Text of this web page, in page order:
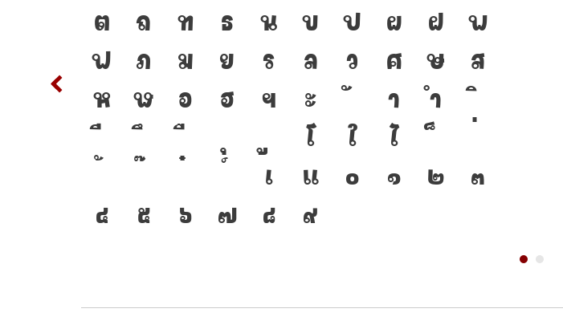
ต
ถ ท ธ น บ ป ผ ฝ
พ
ฟ
ภ ม ย ร ล ว ศ ษ
ส
ห
ฬ อ ฮ ฯ ะ า
ำ
โ
ใ
ไ
เ
แ ๐ ๑ ๒
๓
๔
๕ ๖ ๗ ๘ ๙